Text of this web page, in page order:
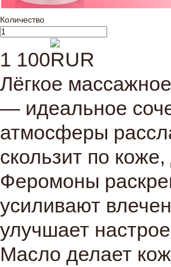
Количество
1 100
Лёгкое
— идеальное
атмосферы
скользит по
Феромоны
усиливают
улучшает
Масло делает